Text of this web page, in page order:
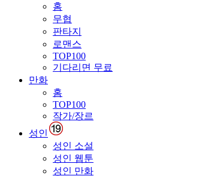
홈
무협
판타지
로맨스
TOP100
기다리면 무료
만화
홈
TOP100
작가/장르
성인
성인 소설
성인 웹툰
성인 만화